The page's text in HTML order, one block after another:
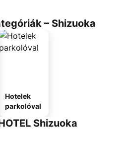
– Shizuoka
Hotelek
parkolóval
Shizuoka